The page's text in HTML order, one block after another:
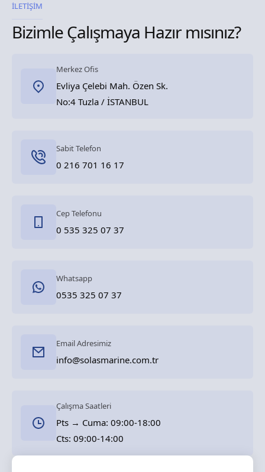
İLETİŞİM
Bizimle Çalışmaya Hazır mısınız?
Merkez Ofis
Evliya Çelebi Mah. Özen Sk.
No:4 Tuzla / İSTANBUL
Sabit Telefon
0 216 701 16 17
Cep Telefonu
0 535 325 07 37
Whatsapp
0535 325 07 37
Email Adresimiz
info@solasmarine.com.tr
Çalışma Saatleri
Pts → Cuma: 09:00-18:00
Cts: 09:00-14:00